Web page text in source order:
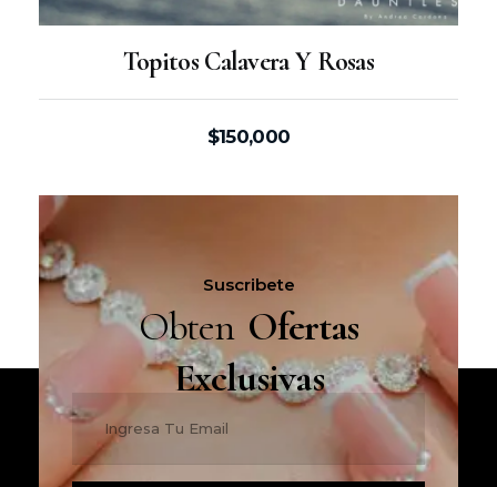
Topitos Calavera Y Rosas
$150,000
Suscribete
Obten Ofertas
Exclusivas